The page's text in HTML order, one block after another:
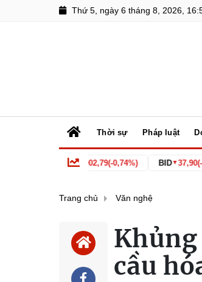
Thứ 5, ngày 6 tháng 8, 2026,
Thời sự Pháp luật
(-0,74%) BID▼ (-0,26%)
Trang chủ Văn nghệ
cầu